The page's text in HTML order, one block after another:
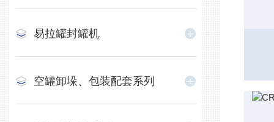
易拉罐封罐机
空罐卸垛、包装配套系列